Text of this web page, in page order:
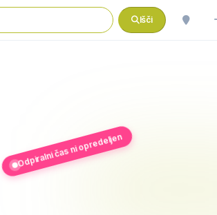
Išči
Odpiralni čas ni opredeljen